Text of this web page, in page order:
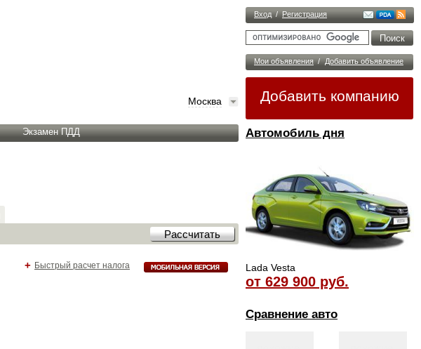
Вход / Регистрация
Мои объявления / Добавить объявление
Добавить компанию
Автомобиль дня
Lada Vesta
от 629 900 руб.
Сравнение авто
Москва
Экзамен ПДД
+ Быстрый расчет налога